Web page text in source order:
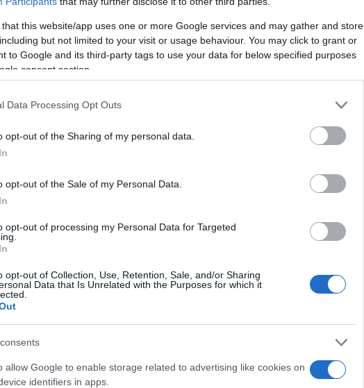
that this website/app uses one or more Google services and may gather and store
but not limited to your visit or usage behaviour. You may click to grant or
to Google and its third-party tags to use your data for below specified purposes
consent section.
Data Processing Opt Outs
opt-out of the Sharing of my personal data.
opt-out of the Sale of my Personal Data.
opt-out of processing my Personal Data for Targeted
opt-out of Collection, Use, Retention, Sale, and/or Sharing
Data that Is Unrelated with the Purposes for which it
allow Google to enable storage related to advertising like cookies on
identifiers in apps.
un problema sistemico che affligge oltre la
quando raggiungono un fatturato compreso
Con le giuste competenze manageriali, è
crisi in un’opportunità di crescita sostenibile e